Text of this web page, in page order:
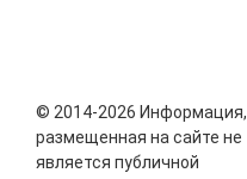
© 2014-2026 Информация,
размещенная на сайте не
является публичной